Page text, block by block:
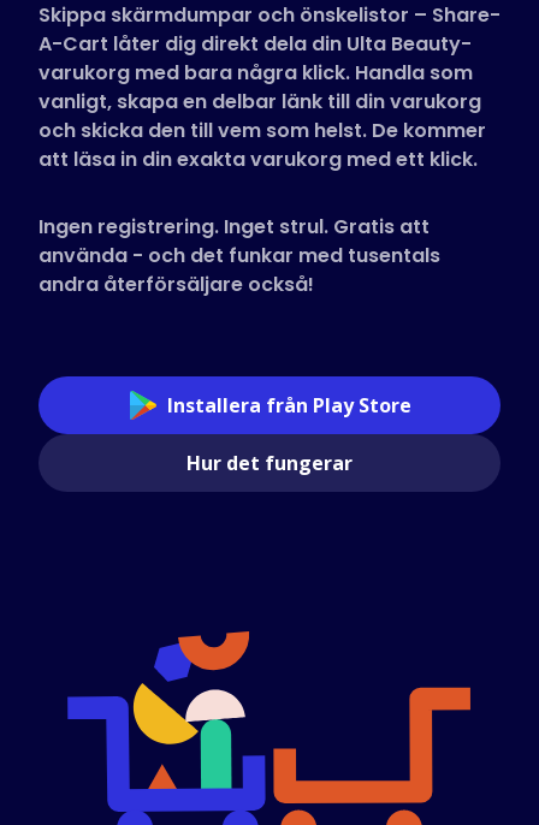
Svenska (Swedish)
Skippa skärmdumpar och önskelistor – Share-
A-Cart låter dig direkt dela din Ulta Beauty-
varukorg med bara några klick. Handla som
vanligt, skapa en delbar länk till din varukorg
och skicka den till vem som helst. De kommer
att läsa in din exakta varukorg med ett klick.
Ingen registrering. Inget strul. Gratis att
använda - och det funkar med tusentals
andra återförsäljare också!
Installera från Play Store
Hur det fungerar